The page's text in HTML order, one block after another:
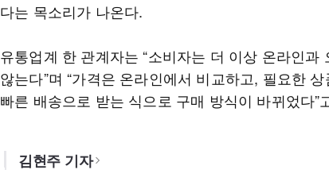
다는 목소리가 나온다.
유통업계 한 관계자는 “소비자는 더 이상 온라인과
않는다”며 “가격은 온라인에서 비교하고, 필요한
빠른 배송으로 받는 식으로 구매 방식이 바뀌었다”
김현주 기자